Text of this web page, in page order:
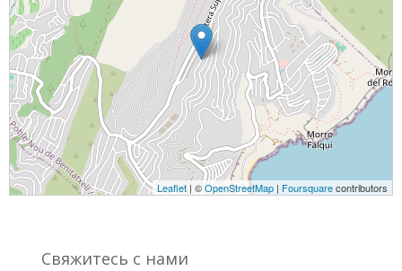
Leaflet| ©OpenStreetMap | Foursquarecontributors
Свяжитесь с нами